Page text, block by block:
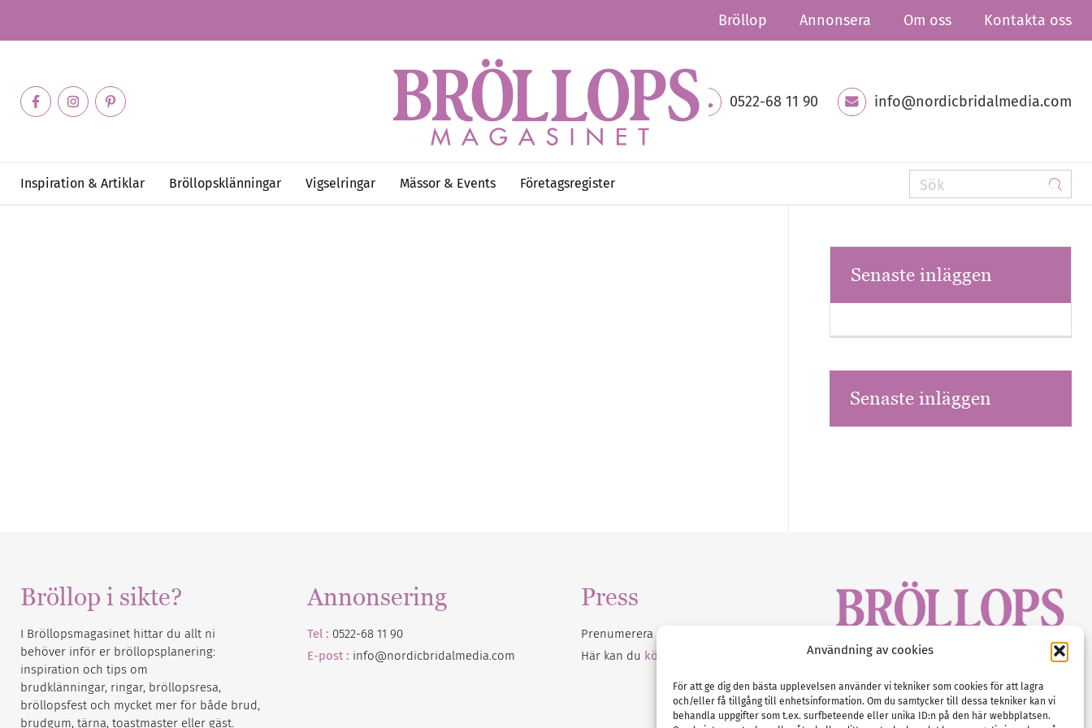
Användning av cookies
För att ge dig den bästa upplevelsen använder vi tekniker som cookies för att lagra
och/eller få tillgång till enhetsinformation. Om du samtycker till dessa tekniker kan vi
behandla uppgifter som t.ex. surfbeteende eller unika ID:n på den här webbplatsen.
Bröllop Annonsera Om oss Kontakta oss
0522-68 11 90 info@nordicbridalmedia.com
Inspiration & Artiklar Bröllopsklänningar Vigselringar Mässor & Events Företagsregister
Senaste inläggen
Senaste inläggen
Bröllop i sikte?
I Bröllopsmagasinet hittar du allt ni
behöver inför er bröllopsplanering:
inspiration och tips om
brudklänningar, ringar, bröllopsresa,
bröllopsfest och mycket mer för både brud,
brudgum, tärna, toastmaster eller gäst.
Annonsering
Tel : 0522-68 11 90
E-post : info@nordicbridalmedia.com
Press
Prenumerera på vårt
Här kan du köpa Bröllopsmagasinet
Tel :0522-68 11 90
E-post:info@nordicbridalmedia.com